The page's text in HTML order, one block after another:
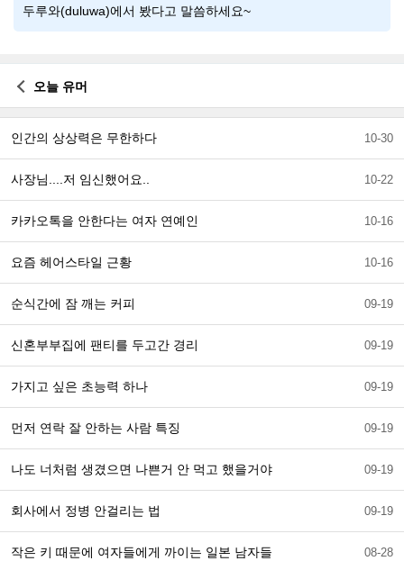
두루와(duluwa)에서 봤다고 말씀하세요~
오늘 유머
인간의 상상력은 무한하다 10-30
사장님....저 임신했어요.. 10-22
카카오톡을 안한다는 여자 연예인 10-16
요즘 헤어스타일 근황 10-16
순식간에 잠 깨는 커피 09-19
신혼부부집에 팬티를 두고간 경리 09-19
가지고 싶은 초능력 하나 09-19
먼저 연락 잘 안하는 사람 특징 09-19
나도 너처럼 생겼으면 나쁜거 안 먹고 했을거야 09-19
회사에서 정병 안걸리는 법 09-19
작은 키 때문에 여자들에게 까이는 일본 남자들 08-28